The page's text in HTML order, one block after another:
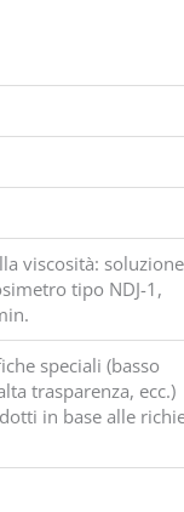
viscosità:
tipo NDJ-1,
speciali (basso
trasparenza, ecc.)
in base alle